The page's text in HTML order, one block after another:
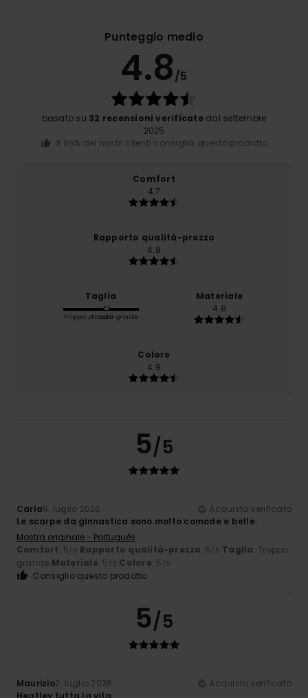
Punteggio medio
4.8/5
basato su 32 recensioni verificatedal settembre
2025
Il 88% dei nostri clienti consiglia questo prodotto
Comfort
4.7
Rapporto qualità-prezzo
4.8
Taglia
Troppo piccoloTroppo grande
Materiale
4.8
Colore
4.9
5/5
Carla9. luglio 2026
Acquisto verificato
Le scarpe da ginnastica sono molto comode e belle.
Mostra originale - Português
Comfort: 5/5 Rapporto qualità-prezzo: 5/5 Taglia: Troppo
grande Materiale: 5 /5 Colore: 5 /5
Consiglio questo prodotto
5/5
Maurizio2. luglio 2026
Acquisto verificato
Heatley tutta la vita